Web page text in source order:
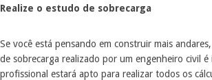
Realize o estudo de sobrecarga
Se você está pensando em construir mais
de sobrecarga realizado por um engenheiro civil é
profissional estará apto para realizar todos os